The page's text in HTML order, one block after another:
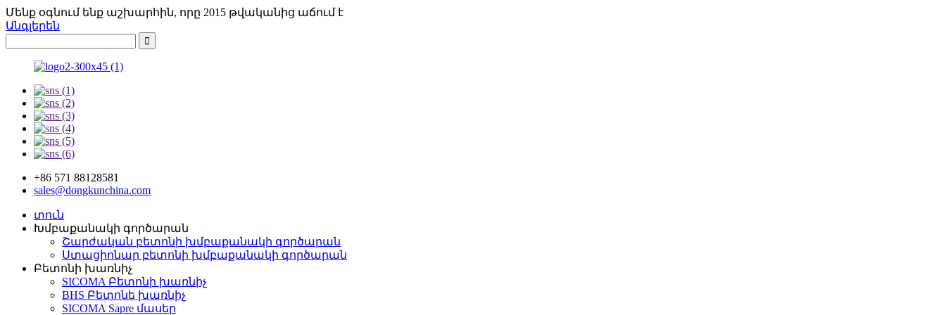
Մենք օգնում ենք աշխարհին, որը 2015 թվականից աճում է
Անգլերեն
+86 571 88128581
sales@dongkunchina.com
տուն
Խմբաքանակի գործարան
Շարժական բետոնի խմբաքանակի գործարան
Ստացիոնար բետոնի խմբաքանակի գործարան
Բետոնի խառնիչ
SICOMA Բետոնի խառնիչ
BHS Բետոնե խառնիչ
SICOMA Sapre մասեր